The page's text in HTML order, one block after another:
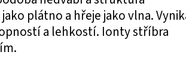
plátno a hřeje jako vlna.
a lehkostí. Ionty stříbra